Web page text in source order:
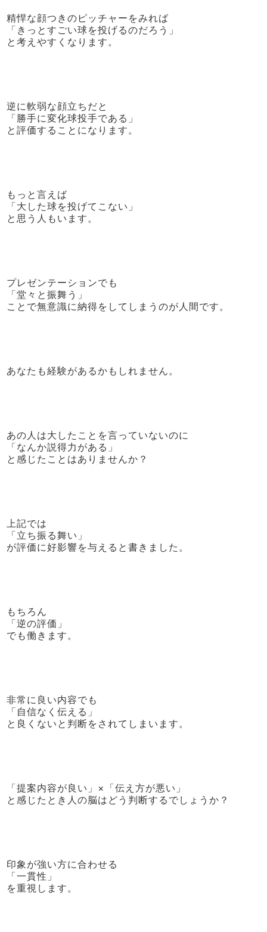
精悍な顔つきのピッチャーをみれば
「きっとすごい球を投げるのだろう」
と考えやすくなります。
逆に軟弱な顔立ちだと
「勝手に変化球投手である」
と評価することになります。
もっと言えば
「大した球を投げてこない」
と思う人もいます。
プレゼンテーションでも
「堂々と振舞う」
ことで無意識に納得をしてしまうのが人間です。
あなたも経験があるかもしれません。
あの人は大したことを言っていないのに
「なんか説得力がある」
と感じたことはありませんか？
上記では
「立ち振る舞い」
が評価に好影響を与えると書きました。
もちろん
「逆の評価」
でも働きます。
非常に良い内容でも
「自信なく伝える」
と良くないと判断をされてしまいます。
「提案内容が良い」×「伝え方が悪い」
と感じたとき人の脳はどう判断するでしょうか？
印象が強い方に合わせる
「一貫性」
を重視します。